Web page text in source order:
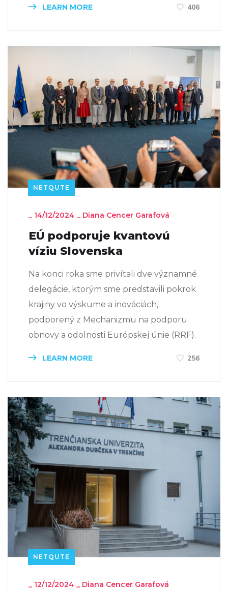
LEARN MORE 406
NETQUTE
_ 14/12/2024 _ Diana Cencer Garafová
EÚ podporuje kvantovú
víziu Slovenska
Na konci roka sme privítali dve významné
delegácie, ktorým sme predstavili pokrok
krajiny vo výskume a inováciách,
podporený z Mechanizmu na podporu
obnovy a odolnosti Európskej únie (RRF).
LEARN MORE 256
NETQUTE
_ 12/12/2024 _ Diana Cencer Garafová